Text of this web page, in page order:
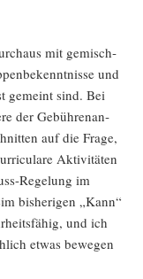
mit gemisch­
und
gemeint sind. Bei
der Gebüh­ren­an­
auf die Fra­ge,
Akti­vi­tä­ten
Rege­lung im
bis­he­ri­gen „Kann“
und ich
etwas bewe­gen